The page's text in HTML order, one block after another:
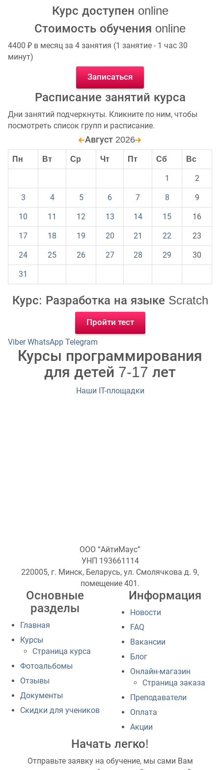
Курс доступен online
Стоимость обучения online
4400 ₽ в месяц за 4 занятия (1 занятие - 1 час 30
минут)
Записаться
Расписание занятий курса
Дни занятий подчеркнуты. Кликните по ним, чтобы
посмотреть список групп и расписание.
Август 2026
Пн Вт Ср Чт Пт Сб Вс
1 2
3 4 5 6 7 8 9
10 11 12 13 14 15 16
17 18 19 20 21 22 23
24 25 26 27 28 29 30
31
Курс: Разработка на языке Scratch
Пройти тест
Viber WhatsApp Telegram
Курсы программирования
для детей 7-17 лет
Наши IT-площадки
ООО “АйтиМаус”
УНП 193661114
220005, г. Минск, Беларусь, ул. Смолячкова д. 9,
помещение 401.
Основные
разделы
Главная
Курсы
Страница курса
Фотоальбомы
Отзывы
Документы
Скидки для учеников
Информация
Новости
FAQ
Вакансии
Блог
Онлайн-магазин
Страница заказа
Преподаватели
Оплата
Акции
Начать легко!
Отправьте заявку на обучение, мы сами Вам